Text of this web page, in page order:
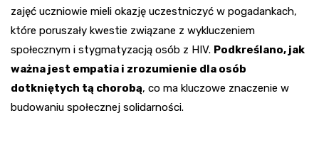
zajęć uczniowie mieli okazję uczestniczyć w pogadankach,
które poruszały kwestie związane z wykluczeniem
społecznym i stygmatyzacją osób z HIV. Podkreślano, jak
ważna jest empatia i zrozumienie dla osób
dotkniętych tą chorobą, co ma kluczowe znaczenie w
budowaniu społecznej solidarności.